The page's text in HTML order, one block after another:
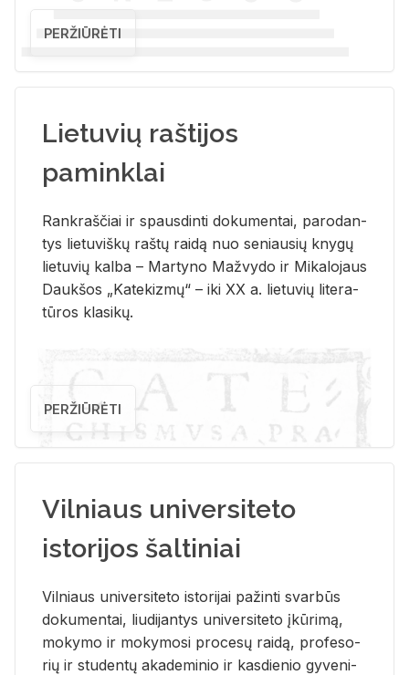
PERŽIŪRĖTI
Lietuvių raštijos
paminklai
Rank­raš­čiai ir spaus­din­ti do­ku­men­tai, pa­ro­dan­
tys lie­tu­viš­kų raš­tų rai­dą nuo se­niau­sių kny­gų
lie­tu­vių kal­ba – Mar­ty­no Ma­žvy­do ir Mi­ka­lo­jaus
Dauk­šos „Ka­te­kiz­mų“ – iki XX a. lie­tu­vių li­te­ra­
tū­ros kla­si­kų.
PERŽIŪRĖTI
Vilniaus universiteto
istorijos šaltiniai
Vil­niaus uni­ver­si­te­to is­to­ri­jai pa­žin­ti svar­būs
do­ku­men­tai, liu­di­jan­tys uni­ver­si­te­to įkū­ri­mą,
mo­ky­mo ir mo­ky­mo­si pro­ce­sų rai­dą, pro­fe­so­
rių ir stu­den­tų aka­de­mi­nio ir kas­die­nio gy­ve­ni­